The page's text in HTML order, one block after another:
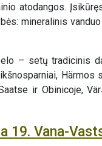
atodangos.
mineralinis
– setų tradicinis
ir Obinicoje,
19. Vana-